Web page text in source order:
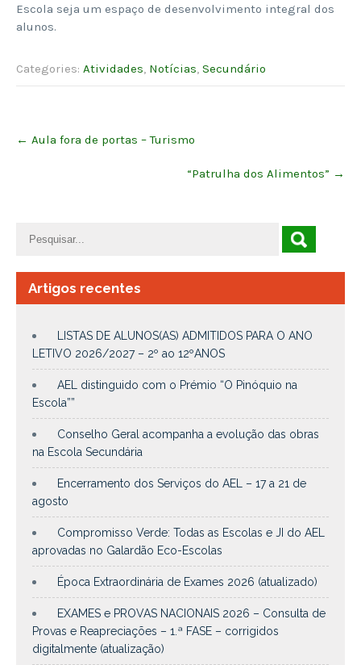
Escola seja um espaço de desenvolvimento integral dos
alunos.
Categories: Atividades, Notícias, Secundário
navigation
← Aula fora de portas – Turismo
“Patrulha dos Alimentos” →
Artigos recentes
LISTAS DE ALUNOS(AS) ADMITIDOS PARA O ANO
LETIVO 2026/2027 – 2º ao 12ºANOS
AEL distinguido com o Prémio “O Pinóquio na
Escola””
Conselho Geral acompanha a evolução das obras
na Escola Secundária
Encerramento dos Serviços do AEL – 17 a 21 de
agosto
Compromisso Verde: Todas as Escolas e JI do AEL
aprovadas no Galardão Eco-Escolas
Época Extraordinária de Exames 2026 (atualizado)
EXAMES e PROVAS NACIONAIS 2026 – Consulta de
Provas e Reapreciações – 1.ª FASE – corrigidos
digitalmente (atualização)